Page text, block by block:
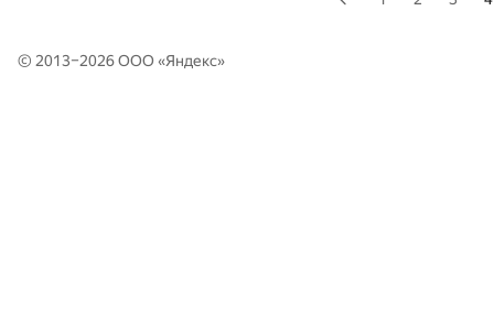
© 2013–2026 ООО «Яндекс»